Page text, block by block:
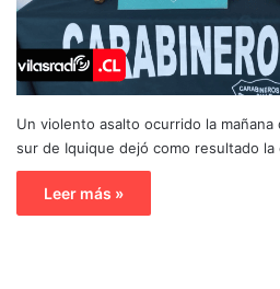
Un violento asalto ocurrido la
sur de Iquique dejó como resultado
Leer más »